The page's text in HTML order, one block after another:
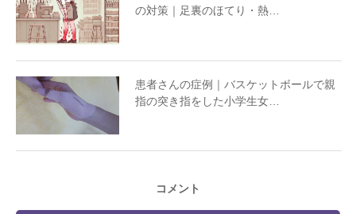
の対策｜足裏のほてり・熱…
患者さんの症例｜バスケットボールで親
指の突き指をした小学生女…
コメント